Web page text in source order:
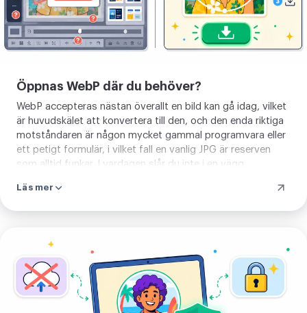
Öppnas WebP där du behöver?
WebP accepteras nästan överallt en bild kan gå idag, vilket
är huvudskälet att konvertera till den, och den enda riktiga
motståndaren är någon mycket gammal programvara eller
ett petigt formulär, i vilket fall en vanlig JPG är reserven
som alltid funkar. I vardagen slår du inte i en vägg.
Läs mer
bild